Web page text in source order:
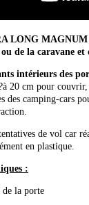
LONG
de la caravane et
intérieurs des
20 cm pour
des camping-cars
de vol car
en plastique.
:
la porte